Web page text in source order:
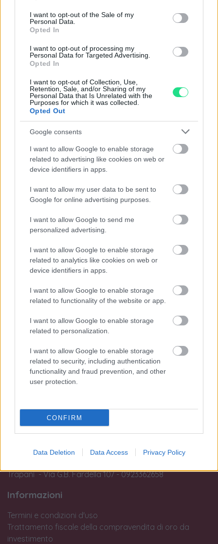
consent section.
I want to opt-out of the Sale of my
Personal Data.
Opted In
I want to opt-out of processing my
Personal Data for Targeted Advertising.
Opted In
I want to opt-out of Collection, Use,
Retention, Sale, and/or Sharing of my
Personal Data that Is Unrelated with the
Purposes for which it was collected.
Opted Out
Google consents
I want to allow Google to enable storage
related to advertising like cookies on web or
device identifiers in apps.
I want to allow my user data to be sent to
Google for online advertising purposes.
I want to allow Google to send me
personalized advertising.
I want to allow Google to enable storage
related to analytics like cookies on web or
device identifiers in apps.
I want to allow Google to enable storage
related to functionality of the website or app.
I want to allow Google to enable storage
related to personalization.
I want to allow Google to enable storage
related to security, including authentication
functionality and fraud prevention, and other
user protection.
CONFIRM
Data Deletion Data Access Privacy Policy
Brillanti 0,24ct. G-VS1 oro
18kt. peso totale 5gr
Orecchini con perle
giapponesi - Brillanti 0,20ct.
H/I-VS1, oro 18kt. peso
totale 5,5gr
570,00€
1 2
Matranga SRL
Evoluzione e tradizione, emozione e precisione, fantasia
sfida appassionante che dura da più di 110 anni.
Dominare e trasformare questi elementi contrastanti in
accessori essenziali per la seduzione contemporanea.
I nostri orari di apertura (Palermo e
Trapani):
dalle 15:45 alle 19:30
dalle 09:45 alle 13:15 e
dalle 15:45 alle 19:30
Si avvisa la clientela che dopo le 19:00 non si potranno eseguire
interventi in laboratorio o operazioni di perizia e stima.
Trapani - Via G.B. Fardella 107 - 0923362658
Informazioni
Termini e condizioni d'uso
Trattamento fiscale della compravendita di oro da
investimento